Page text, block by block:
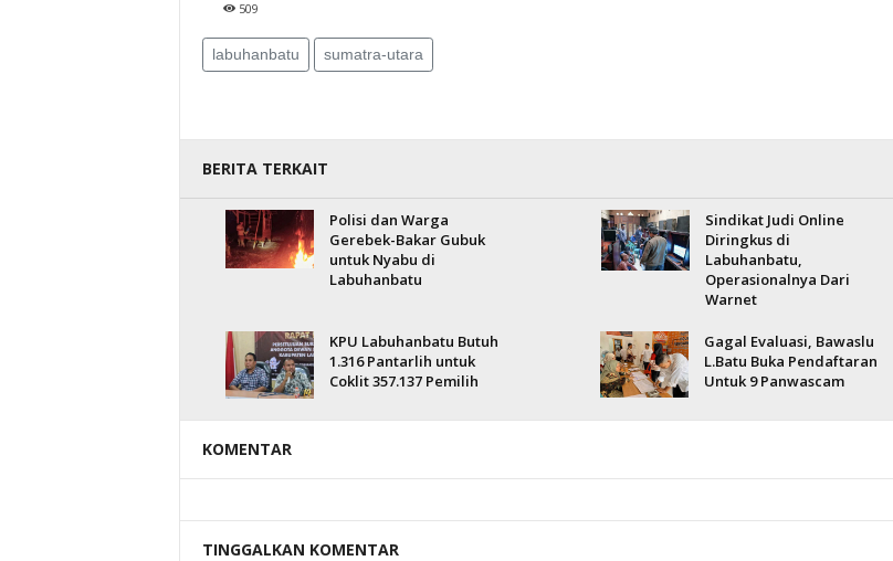
509
labuhanbatu sumatra-utara
BERITA TERKAIT
Polisi dan Warga
Gerebek-Bakar Gubuk
untuk Nyabu di
Labuhanbatu
Sindikat Judi Online
Diringkus di
Labuhanbatu,
Operasionalnya Dari
Warnet
KPU Labuhanbatu Butuh
1.316 Pantarlih untuk
Coklit 357.137 Pemilih
Gagal Evaluasi, Bawaslu
L.Batu Buka Pendaftaran
Untuk 9 Panwascam
KOMENTAR
TINGGALKAN KOMENTAR